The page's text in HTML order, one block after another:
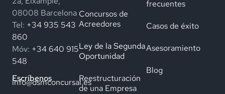
08008 Barcelona
Tel: +34 935 543
860
Móv: +34 640 915
548
Escríbenos
info@dsmconcursal.es
Concursos de
Acreedores
Ley de la Segunda
Oportunidad
Reestructuración
de una Empresa
frecuentes
Casos de éxito
Asesoramiento
Blog